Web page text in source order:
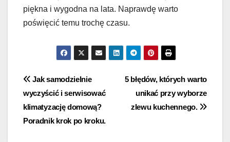
piękna i wygodna na lata. Naprawdę warto
poświęcić temu trochę czasu.
Nawigacja
wpisu
5 błędów, których warto
unikać przy wyborze
zlewu kuchennego.
Jak samodzielnie
wyczyścić i serwisować
klimatyzację domową?
Poradnik krok po kroku.